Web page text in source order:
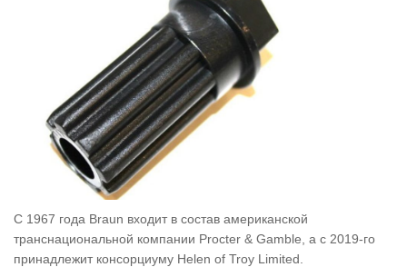
С 1967 года Braun входит в состав американской
транснациональной компании Procter & Gamble, а с 2019-го
принадлежит консорциуму Helen of Troy Limited.